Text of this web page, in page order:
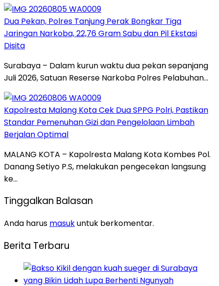
Dua Pekan, Polres Tanjung Perak Bongkar Tiga
Jaringan Narkoba, 22,76 Gram Sabu dan Pil Ekstasi
Disita
Surabaya – Dalam kurun waktu dua pekan sepanjang
Juli 2026, Satuan Reserse Narkoba Polres Pelabuhan…
Kapolresta Malang Kota Cek Dua SPPG Polri, Pastikan
Standar Pemenuhan Gizi dan Pengelolaan Limbah
Berjalan Optimal
MALANG KOTA – Kapolresta Malang Kota Kombes Pol.
Danang Setiyo P.S, melakukan pengecekan langsung
ke…
Tinggalkan Balasan
Anda harus masukuntuk berkomentar.
Berita Terbaru